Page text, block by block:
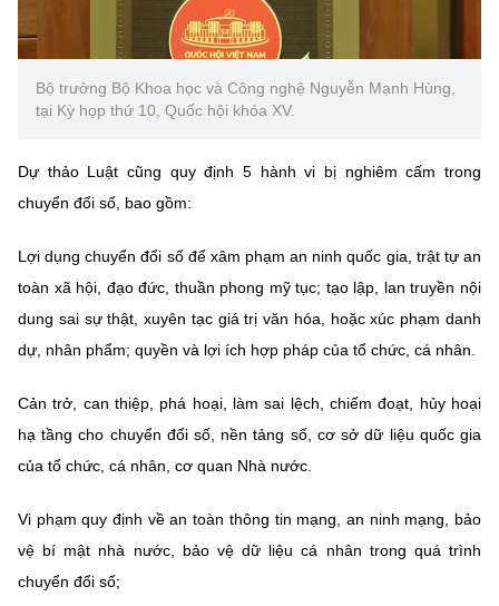
Bộ trưởng Bộ Khoa học và Công nghệ Nguyễn Mạnh Hùng,
tại Kỳ họp thứ 10, Quốc hội khóa XV.
Dự thảo Luật cũng quy định 5 hành vi bị nghiêm cấm trong
chuyển đổi số, bao gồm:
Lợi dụng chuyển đổi số để xâm phạm an ninh quốc gia, trật tự an
toàn xã hội, đạo đức, thuần phong mỹ tục; tạo lập, lan truyền nội
dung sai sự thật, xuyên tạc giá trị văn hóa, hoặc xúc phạm danh
dự, nhân phẩm; quyền và lợi ích hợp pháp của tổ chức, cá nhân.
Cản trở, can thiệp, phá hoại, làm sai lệch, chiếm đoạt, hủy hoại
hạ tầng cho chuyển đổi số, nền tảng số, cơ sở dữ liệu quốc gia
của tổ chức, cá nhân, cơ quan Nhà nước.
Vi phạm quy định về an toàn thông tin mạng, an ninh mạng, bảo
vệ bí mật nhà nước, bảo vệ dữ liệu cá nhân trong quá trình
chuyển đổi số;